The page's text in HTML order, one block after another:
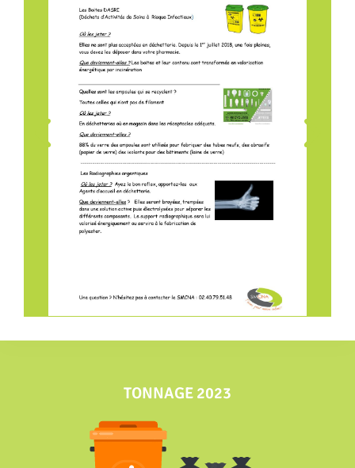
TONNAGE 2023